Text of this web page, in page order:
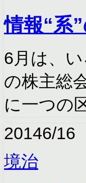
情報“系
6月は、
の株主総
に一つの
20146/16
境治